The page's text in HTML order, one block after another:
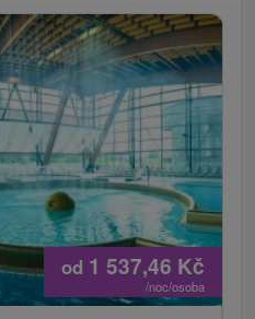
od 1 537,46 Kč
/noc/osoba